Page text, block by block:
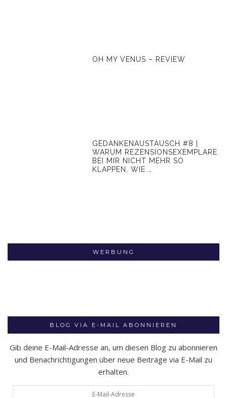
OH MY VENUS – REVIEW
GEDANKENAUSTAUSCH #8 |
WARUM REZENSIONSEXEMPLARE
BEI MIR NICHT MEHR SO
KLAPPEN, WIE …
WERBUNG
BLOG VIA E-MAIL ABONNIEREN
Gib deine E-Mail-Adresse an, um diesen Blog zu abonnieren
und Benachrichtigungen über neue Beiträge via E-Mail zu
erhalten.